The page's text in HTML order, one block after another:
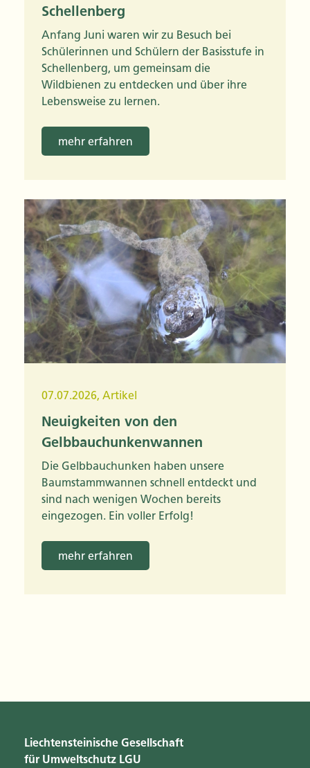
Schellenberg
Anfang Juni waren wir zu Besuch bei
Schülerinnen und Schülern der Basisstufe in
Schellenberg, um gemeinsam die
Wildbienen zu entdecken und über ihre
Lebensweise zu lernen.
mehr erfahren
07.07.2026, Artikel
Neuigkeiten von den
Gelbbauchunkenwannen
Die Gelbbauchunken haben unsere
Baumstammwannen schnell entdeckt und
sind nach wenigen Wochen bereits
eingezogen. Ein voller Erfolg!
mehr erfahren
Liechtensteinische Gesellschaft
für Umweltschutz LGU